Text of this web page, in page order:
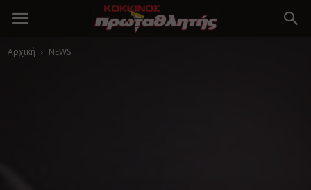
Αρχική NEWS